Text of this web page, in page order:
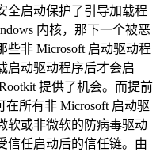
全启动保护了引导加载程
内核，那下一个被恶
些非 Microsoft 启动驱动程
启动驱动程序后才会启
提供了机会。而提前
所有非 Microsoft 启动驱
软或非微软的防病毒驱动
信任启动后的信任链。由